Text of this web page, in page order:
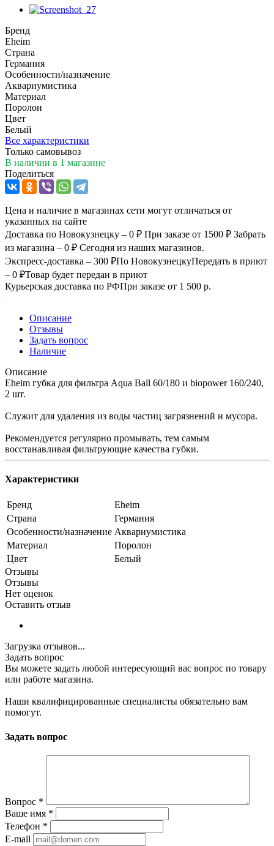
Бренд
Eheim
Страна
Германия
Особенности/назначение
Аквариумистика
Материал
Поролон
Цвет
Белый
Все характеристики
Только самовывоз
В наличии в 1 магазине
Поделиться
Цена и наличие в магазинах сети могут отличаться от
указанных на сайте
Доставка по Новокузнецку – 0 ₽ При заказе от 1500 ₽ Забрать
из магазина – 0 ₽ Сегодня из наших магазинов.
Экспресс-доставка – 300 ₽По НовокузнецкуПередать в приют
– 0 ₽Товар будет передан в приют
Курьерская доставка по РФПри заказе от 1 500 р.
Описание
Отзывы
Задать вопрос
Наличие
Описание
Eheim губка для фильтра Aqua Ball 60/180 и biopower 160/240,
2 шт.
Служит для удаления из воды частиц загрязнений и мусора.
Рекомендуется регулярно промывать, тем самым
восстанавливая фильтрующие качества губки.
Характеристики
Бренд
Eheim
Страна
Германия
Особенности/назначение Аквариумистика
Материал
Поролон
Цвет
Белый
Отзывы
Отзывы
Нет оценок
Оставить отзыв
Загрузка отзывов...
Задать вопрос
Вы можете задать любой интересующий вас вопрос по товару
или работе магазина.
Наши квалифицированные специалисты обязательно вам
помогут.
Задать вопрос
Вопрос *
Ваше имя *
Телефон *
E-mail